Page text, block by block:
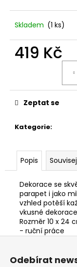
Skladem (1 ks)
419 Kč
Kategorie:
Zeptat se
Popis
Dekorace se
parapet i jako
vzhled potěší
vkusné
Rozměr 10 x 24
- ruční práce
e
STABILIZOVANÁ
KVĚTINA,
VĚČNÁ
389
Odebírat